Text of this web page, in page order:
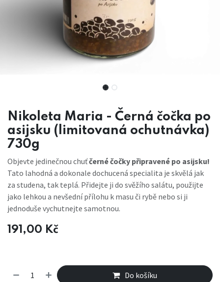
Nikoleta Maria - Černá čočka po
asijsku (limitovaná ochutnávka)
730g
Objevte jedinečnou chuťčerné čočky připravené po asijsku!
Tato lahodná a dokonale dochucená specialita je skvělá jak
za studena, tak teplá. Přidejte ji do svěžího salátu, použijte
jako lehkou a nevšední přílohu k masu či rybě nebo si ji
jednoduše vychutnejte samotnou.
191,00 Kč
Do košíku